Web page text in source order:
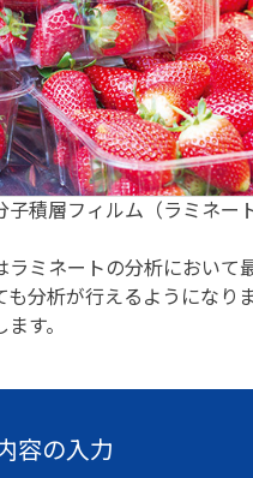
子積層フィルム（ラミネー
ラミネートの分析において
も分析が行えるようにな
す。
容の入力